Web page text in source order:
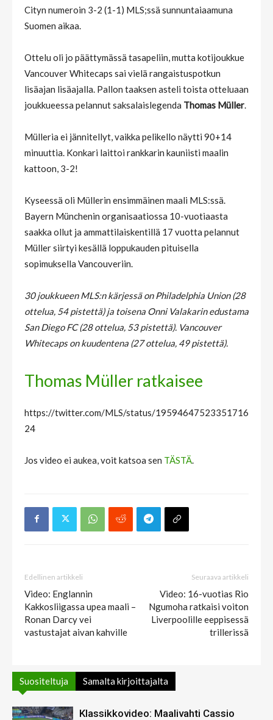
Cityn numeroin 3-2 (1-1) MLS;ssä sunnuntaiaamuna
Suomen aikaa.
Ottelu oli jo päättymässä tasapeliin, mutta kotijoukkue
Vancouver Whitecaps sai vielä rangaistuspotkun
lisäajan lisäajalla. Pallon taaksen asteli toista otteluaan
joukkueessa pelannut saksalaislegenda Thomas Müller.
Mülleria ei jännitellyt, vaikka pelikello näytti 90+14
minuuttia. Konkari laittoi rankkarin kauniisti maalin
kattoon, 3-2!
Kyseessä oli Müllerin ensimmäinen maali MLS:ssä.
Bayern Münchenin organisaatiossa 10-vuotiaasta
saakka ollut ja ammattilaiskentillä 17 vuotta pelannut
Müller siirtyi kesällä loppukauden pituisella
sopimuksella Vancouveriin.
30 joukkueen MLS:n kärjessä on Philadelphia Union (28
ottelua, 54 pistettä) ja toisena Onni Valakarin edustama
San Diego FC (28 ottelua, 53 pistettä). Vancouver
Whitecaps on kuudentena (27 ottelua, 49 pistettä).
Thomas Müller ratkaisee
https://twitter.com/MLS/status/19594647523351716
24
Jos video ei aukea, voit katsoa sen TÄSTÄ.
Edellinen artikkeli
Video: Englannin
Kakkosliigassa upea maali –
Ronan Darcy vei
vastustajat aivan kahville
Seuraava artikkeli
Video: 16-vuotias Rio
Ngumoha ratkaisi voiton
Liverpoolille eeppisessä
trillerissä
Suositeltuja Samalta kirjoittajalta
Klassikkovideo: Maalivahti Cassio